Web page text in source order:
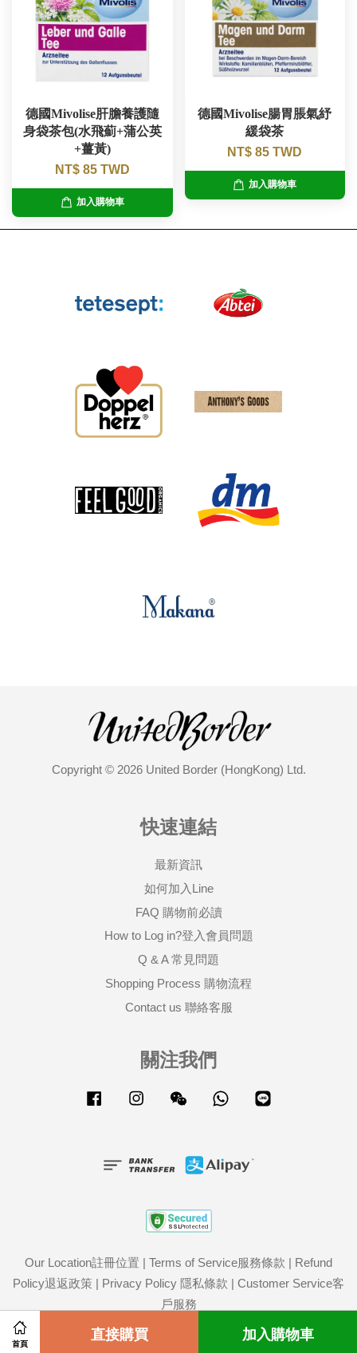
首頁
直接購買 加入購物車
德國Mivolise肝膽養護隨
身袋茶包(水飛薊+蒲公英
+薑黃)
NT$ 85 TWD
加入購物車
德國Mivolise腸胃脹氣紓
緩袋茶
NT$ 85 TWD
加入購物車
Copyright © 2026 United Border (HongKong) Ltd.
快速連結
最新資訊
如何加入Line
FAQ 購物前必讀
How to Log in?登入會員問題
Q & A 常見問題
Shopping Process 購物流程
Contact us 聯絡客服
關注我們
Facebook Instagram Wechat Whatsapp
Our Location註冊位置 | Terms of Service服務條款 | Refund
Policy退返政策 | Privacy Policy 隱私條款 | Customer Service客
戶服務
Share on Facebook Share on Twitter